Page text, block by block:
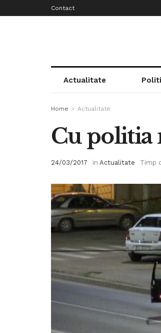
Contact
Actualitate
Home Actualitate
Cu politia
24/03/2017 in Actualitate Timp